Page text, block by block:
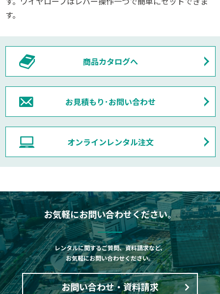
す。
商品カタログへ
お見積もり･お問い合わせ
オンラインレンタル注文
お気軽にお問い合わせください。
レンタルに関するご質問、資料請求など、
お気軽にお問い合わせください。
お問い合わせ・資料請求